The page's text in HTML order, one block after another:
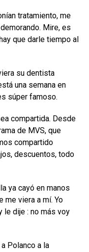
tratamiento, me
Mire, es
que darle tiempo al
su dentista
una semana en
súper famoso.
compartida. Desde
de MVS, que
compartido
descuentos, todo
ya cayó en manos
me viera a mí. Yo
le dije : no más voy
Polanco a la